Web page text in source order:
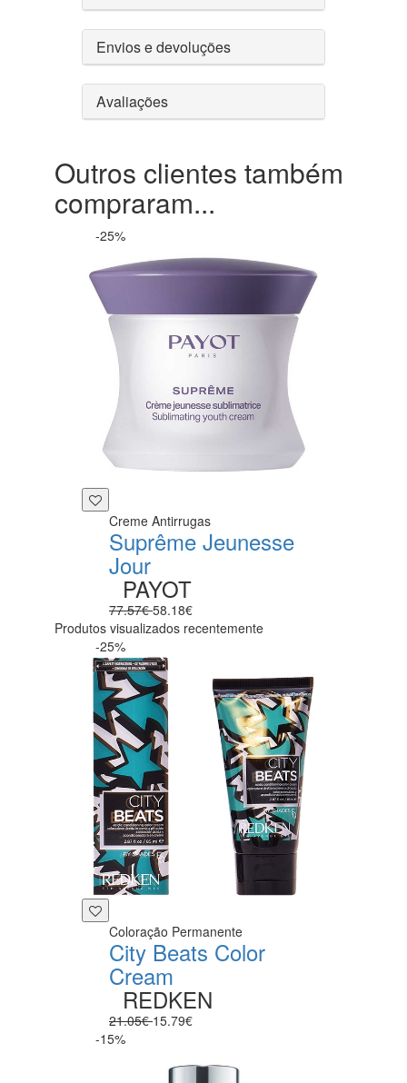
Envios e devoluções
Avaliações
Outros clientes também
compraram...
-25%
Creme Antirrugas
Suprême Jeunesse
Jour
PAYOT
77.57€58.18€
Produtos visualizados recentemente
-25%
Coloração Permanente
City Beats Color
Cream
REDKEN
21.05€15.79€
-15%